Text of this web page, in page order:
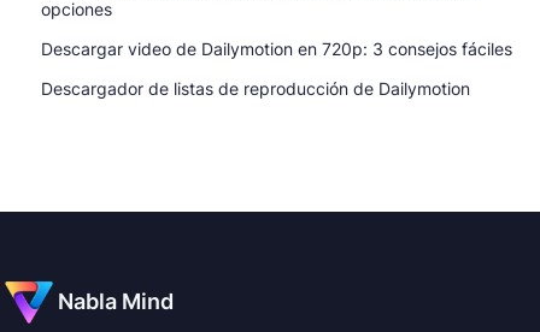
opciones
Descargar video de Dailymotion en 720p: 3 consejos fáciles
Descargador de listas de reproducción de Dailymotion
Nabla Mind